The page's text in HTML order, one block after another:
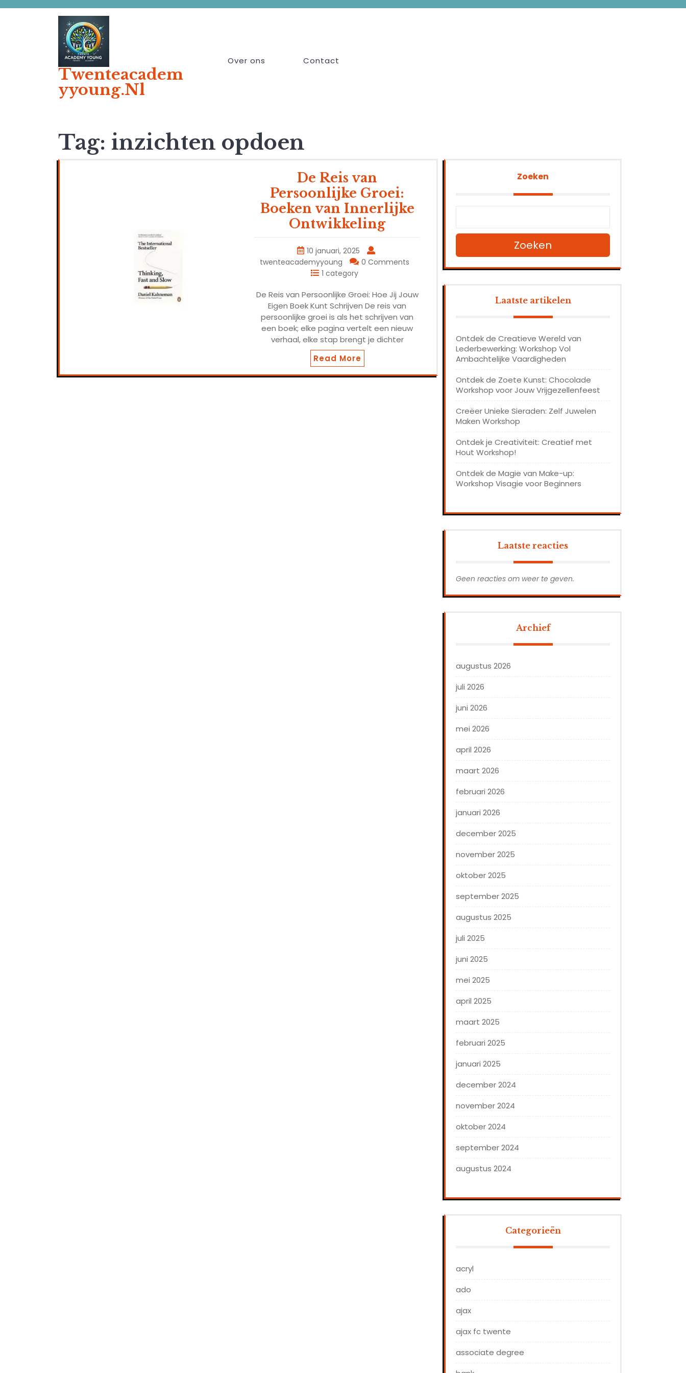
Twenteacadem
Yyoung.nl
Over ons Contact
Tag: inzichten opdoen
De Reis van
Persoonlijke Groei:
Boeken van Innerlijke
Ontwikkeling
10 januari, 2025
twenteacademyyoung
0 Comments
1 category
De Reis van Persoonlijke Groei: Hoe Jij Jouw
Eigen Boek Kunt Schrijven De reis van
persoonlijke groei is als het schrijven van
een boek; elke pagina vertelt een nieuw
verhaal, elke stap brengt je dichter
Read More
Zoeken
Zoeken
Laatste artikelen
Ontdek de Creatieve Wereld van
Lederbewerking: Workshop Vol
Ambachtelijke Vaardigheden
Ontdek de Zoete Kunst: Chocolade
Workshop voor Jouw Vrijgezellenfeest
Creëer Unieke Sieraden: Zelf Juwelen
Maken Workshop
Ontdek je Creativiteit: Creatief met
Hout Workshop!
Ontdek de Magie van Make-up:
Workshop Visagie voor Beginners
Laatste reacties
Geen reacties om weer te geven.
Archief
augustus 2026
juli 2026
juni 2026
mei 2026
april 2026
maart 2026
februari 2026
januari 2026
december 2025
november 2025
oktober 2025
september 2025
augustus 2025
juli 2025
juni 2025
mei 2025
april 2025
maart 2025
februari 2025
januari 2025
december 2024
november 2024
oktober 2024
september 2024
augustus 2024
Categorieën
acryl
ado
ajax
ajax fc twente
associate degree